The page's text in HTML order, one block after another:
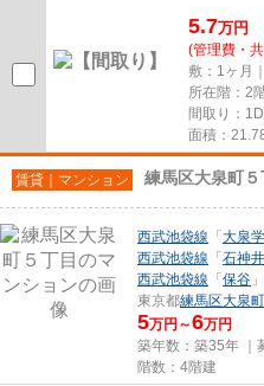
5.7万円
(管理費・
敷：1ヶ月
所在階：2
間取り：
面積：
賃貸｜マンション 練馬区大泉町
西武池袋線 「 大泉
西武池袋線 「 石神
西武池袋線 「 保谷
東京都練馬区大泉町
5万円～6万円
築年数：築35年 ｜
階数：4階建